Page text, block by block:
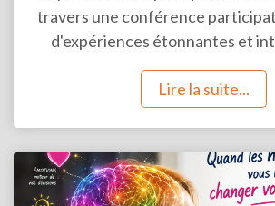
travers une conférence
d'expériences étonnantes et
Lire la suite...